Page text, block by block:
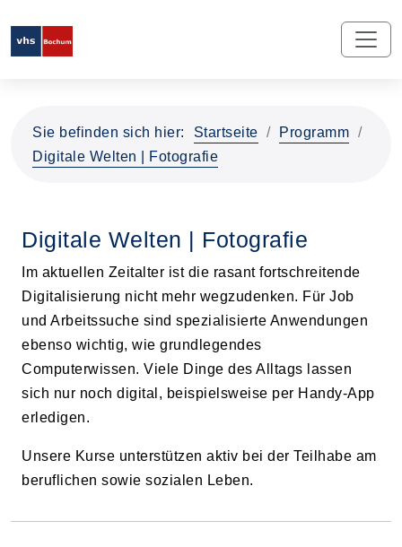
Sie befinden sich hier: Startseite
Programm
Digitale Welten | Fotografie
Digitale Welten | Fotografie
Im aktuellen Zeitalter ist die rasant fortschreitende
Digitalisierung nicht mehr wegzudenken. Für Job
und Arbeitssuche sind spezialisierte Anwendungen
ebenso wichtig, wie grundlegendes
Computerwissen. Viele Dinge des Alltags lassen
sich nur noch digital, beispielsweise per Handy-App
erledigen.
Unsere Kurse unterstützen aktiv bei der Teilhabe am
beruflichen sowie sozialen Leben.